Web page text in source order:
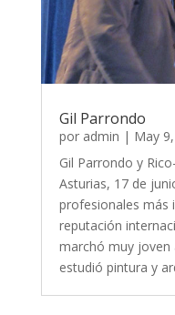
Gil Parrondo
por admin | May
Gil Parrondo y
Asturias, 17 de
profesionales más
reputación
marchó muy joven
estudió pintura y